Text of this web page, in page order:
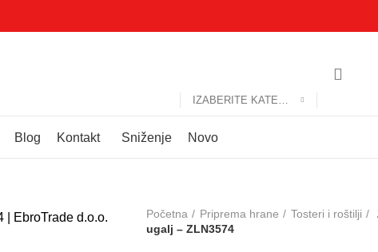
Blog Kontakt Sniženje Novo
Početna Priprema hrane Tosteri i roštilji
ugalj – ZLN3574